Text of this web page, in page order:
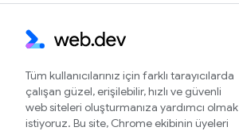
Tüm kullanıcılarınız için farklı tarayıcılarda
çalışan güzel, erişilebilir, hızlı ve güvenli
web siteleri oluşturmanıza yardımcı olmak
istiyoruz. Bu site, Chrome ekibinin üyeleri